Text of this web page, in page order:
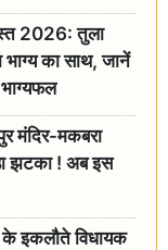
2026: तुला
भाग्य का साथ, जानें
मंदिर-मकबरा
झटका ! अब इस
इकलौते विधायक